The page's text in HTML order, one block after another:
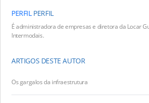
PERFIL PERFIL
É administradora de empresas e diretora da Locar
Intermodais.
ARTIGOS DESTE AUTOR
Os gargalos da infraestrutura